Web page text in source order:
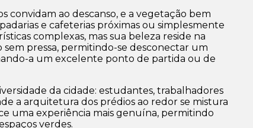
convidam ao descanso, e a vegetação bem
e cafeterias próximas ou simplesmente
complexas, mas sua beleza reside na
sem pressa, permitindo-se desconectar um
a um excelente ponto de partida ou de
da cidade: estudantes, trabalhadores
a arquitetura dos prédios ao redor se mistura
uma experiência mais genuína, permitindo
verdes.